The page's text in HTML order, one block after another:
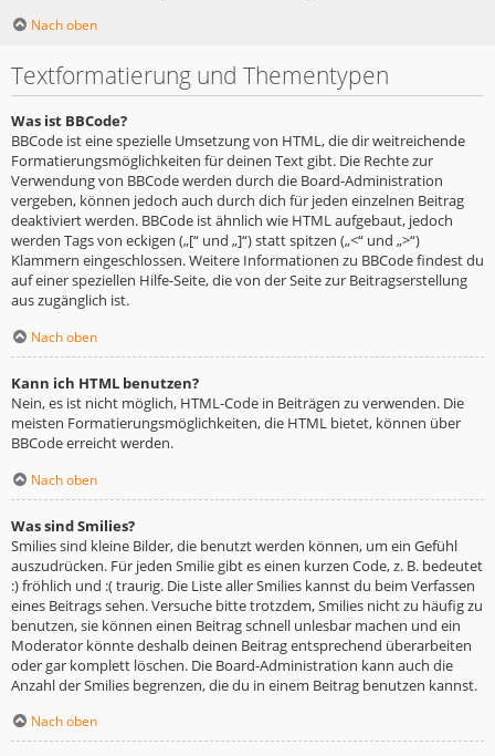
Nach oben
Textformatierung und Thementypen
Was ist BBCode?
BBCode ist eine spezielle Umsetzung von HTML, die dir weitreichende
Formatierungsmöglichkeiten für deinen Text gibt. Die Rechte zur
Verwendung von BBCode werden durch die Board-Administration
vergeben, können jedoch auch durch dich für jeden einzelnen Beitrag
deaktiviert werden. BBCode ist ähnlich wie HTML aufgebaut, jedoch
werden Tags von eckigen („[“ und „]“) statt spitzen („<“ und „>“)
Klammern eingeschlossen. Weitere Informationen zu BBCode findest du
auf einer speziellen Hilfe-Seite, die von der Seite zur Beitragserstellung
aus zugänglich ist.
Nach oben
Kann ich HTML benutzen?
Nein, es ist nicht möglich, HTML-Code in Beiträgen zu verwenden. Die
meisten Formatierungsmöglichkeiten, die HTML bietet, können über
BBCode erreicht werden.
Nach oben
Was sind Smilies?
Smilies sind kleine Bilder, die benutzt werden können, um ein Gefühl
auszudrücken. Für jeden Smilie gibt es einen kurzen Code, z. B. bedeutet
:) fröhlich und :( traurig. Die Liste aller Smilies kannst du beim Verfassen
eines Beitrags sehen. Versuche bitte trotzdem, Smilies nicht zu häufig zu
benutzen, sie können einen Beitrag schnell unlesbar machen und ein
Moderator könnte deshalb deinen Beitrag entsprechend überarbeiten
oder gar komplett löschen. Die Board-Administration kann auch die
Anzahl der Smilies begrenzen, die du in einem Beitrag benutzen kannst.
Nach oben